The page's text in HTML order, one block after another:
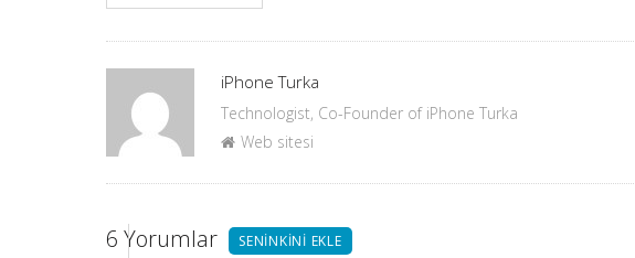
Yazar
iPhone Turka
Technologist, Co-Founder of iPhone Turka
Web sitesi
6 Yorumlar SENINKINI EKLE